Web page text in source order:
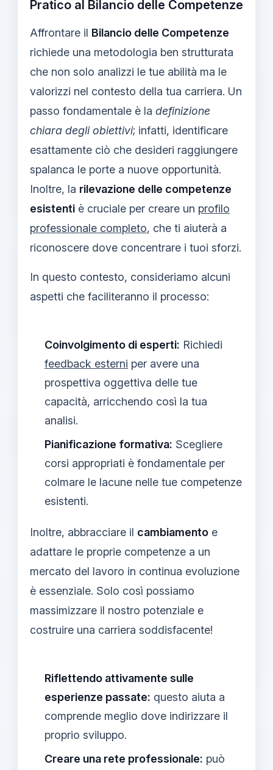
Pratico al Bilancio delle Competenze
Affrontare il Bilancio delle Competenze
richiede una metodologia ben strutturata
che non solo analizzi le tue abilità ma le
valorizzi nel contesto della tua carriera. Un
passo fondamentale è la definizione
chiara degli obiettivi; infatti, identificare
esattamente ciò che desideri raggiungere
spalanca le porte a nuove opportunità.
Inoltre, la rilevazione delle competenze
esistenti è cruciale per creare un profilo
professionale completo, che ti aiuterà a
riconoscere dove concentrare i tuoi sforzi.
In questo contesto, consideriamo alcuni
aspetti che faciliteranno il processo:
Coinvolgimento di esperti: Richiedi
feedback esterni per avere una
prospettiva oggettiva delle tue
capacità, arricchendo così la tua
analisi.
Pianificazione formativa: Scegliere
corsi appropriati è fondamentale per
colmare le lacune nelle tue competenze
esistenti.
Inoltre, abbracciare il cambiamento e
adattare le proprie competenze a un
mercato del lavoro in continua evoluzione
è essenziale. Solo così possiamo
massimizzare il nostro potenziale e
costruire una carriera soddisfacente!
Riflettendo attivamente sulle
esperienze passate: questo aiuta a
comprende meglio dove indirizzare il
proprio sviluppo.
Creare una rete professionale: può